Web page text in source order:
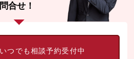
合せ！
つでも相談予約受付中